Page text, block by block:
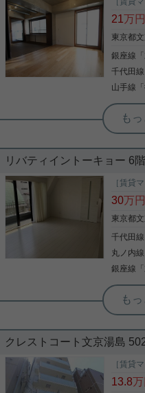
使用も
付いて
ん！ 気になった方はお気軽にご連絡ください。 お問
写真(9)
21万円
東京都
銀座線 「
千代田線
山手線 「
実用春日ホーム 富坂サテライ
グッ
計しました！ ■ 都心を網羅する
駅・複
宿、東
アクセ
間と設
力。バ
台、浴
実の機
に合わせて調整
ュリテ
きインタ
ちろん、
の散策も
った方
リバティイントーキョー 6階
［賃貸
30万円
東京都
千代田線
丸ノ内線
銀座線 「
根津駅前センター（実用根津
ッフ佐藤
広々
帯☆
最上階1
帖 リビ
2022年
クレストコート文京湯島
［賃貸
13.8万